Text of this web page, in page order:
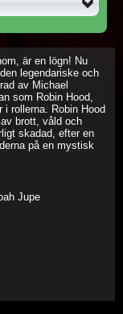
är en lögn! Nu
legendariske och
av Michael
som Robin Hood,
rollerna. Robin Hood
brott, våld och
skadad, efter en
på en mystisk
Jupe